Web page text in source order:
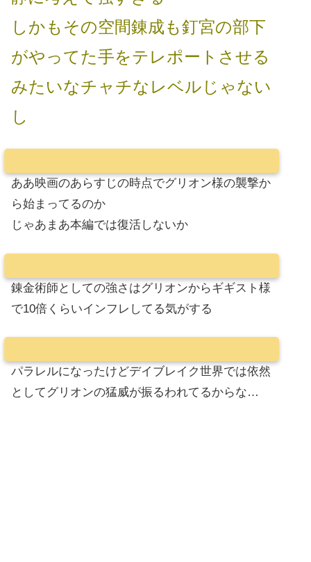
しかもその空間錬成も釘宮の部下
がやってた手をテレポートさせる
みたいなチャチなレベルじゃない
し
ああ映画のあらすじの時点でグリオン様の襲撃か
ら始まってるのか
じゃあまあ本編では復活しないか
錬金術師としての強さはグリオンからギギスト様
で10倍くらいインフレしてる気がする
パラレルになったけどデイブレイク世界では依然
としてグリオンの猛威が振るわれてるからな…